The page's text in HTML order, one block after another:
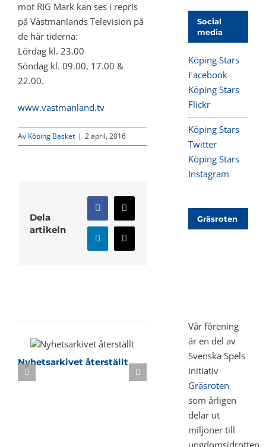
mot RIG Mark kan ses i repris
på Västmanlands Television på
de här tiderna:
Lördag kl. 23.00
Söndag kl. 09.00, 17.00 &
22.00.
www.vastmanland.tv
Av Köping Basket | 2 april, 2016
Dela
artikeln
Facebook
X
LinkedInE-
post
Nyhetsarkivet återställt Sommarbasket i KB-
Social
media
Köping Stars
Facebook
Köping Stars
Flickr
Köping Stars
Twitter
Köping Stars
Instagram
Gräsroten
Vår förening
är en del av
Svenska Spels
initiativ
Gräsroten
som årligen
delar ut
miljoner till
ungdomsidrotten.